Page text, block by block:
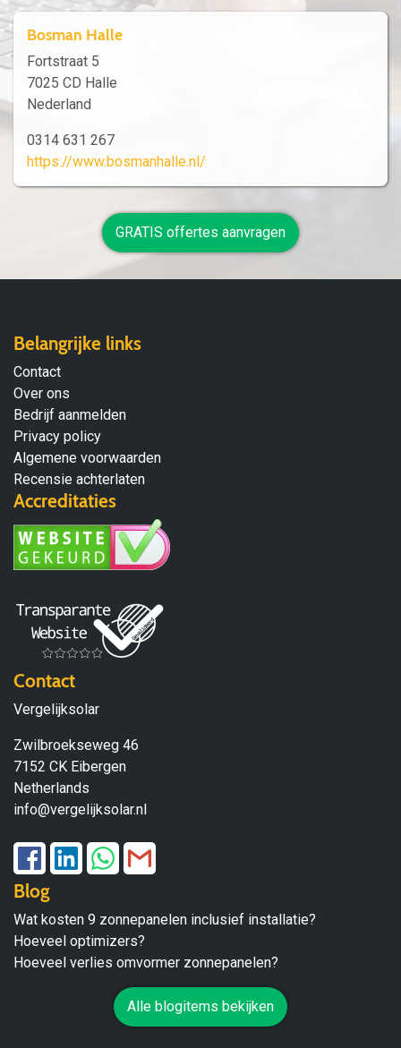
Bosman Halle
Fortstraat 5
7025 CD Halle
Nederland
0314 631 267
https://www.bosmanhalle.nl/
GRATIS offertes aanvragen
Belangrijke links
Contact
Over ons
Bedrijf aanmelden
Privacy policy
Algemene voorwaarden
Recensie achterlaten
Accreditaties
Contact
Vergelijksolar
Zwilbroekseweg 46
7152 CK Eibergen
Netherlands
info@vergelijksolar.nl
Blog
Wat kosten 9 zonnepanelen inclusief installatie?
Hoeveel optimizers?
Hoeveel verlies omvormer zonnepanelen?
Alle blogitems bekijken